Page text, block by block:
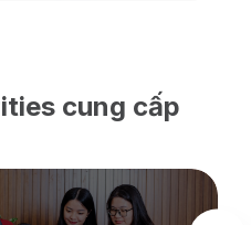
cung cấp